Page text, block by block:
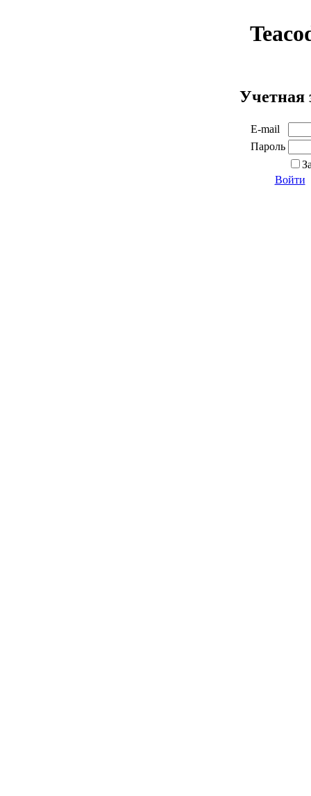
Учетная
E-mail
Пароль
Войти